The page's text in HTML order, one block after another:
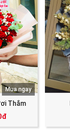
Thắm
Mua ngay